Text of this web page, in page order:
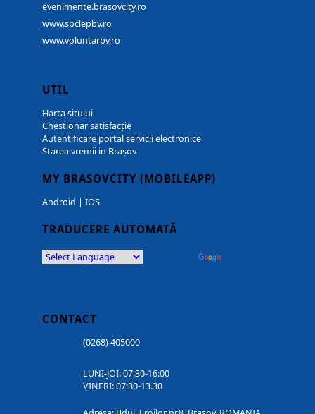
evenimente.brasovcity.ro
www.spclepbv.ro
www.voluntarbv.ro
UTIL
Harta sitului
Chestionar satisfacție
Autentificare portal servicii electronice
Starea vremii in Brașov
MY BRASOVCITY (MOBILEAPP)
Android | IOS
TRADUCERE AUTOMATĂ
CONTACT
(0268) 405000
LUNI-JOI: 07:30-16:00
VINERI: 07:30-13.30